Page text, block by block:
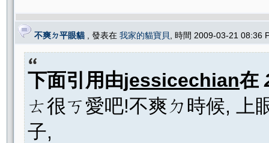
不爽ㄉ平眼貓 , 發表在 我家的貓寶貝 , 時間 2009-03-21 08:36
下面引用由jessicechian在
ㄊ很ㄎ愛吧!不爽ㄉ時候, 上
子,